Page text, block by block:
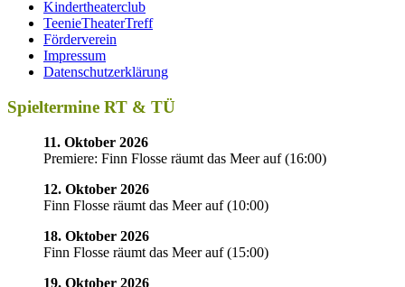
Kindertheaterclub
TeenieTheaterTreff
Förderverein
Impressum
Datenschutzerklärung
Spieltermine RT & TÜ
11. Oktober 2026
Premiere: Finn Flosse räumt das Meer auf(16:00)
12. Oktober 2026
Finn Flosse räumt das Meer auf(10:00)
18. Oktober 2026
Finn Flosse räumt das Meer auf(15:00)
19. Oktober 2026